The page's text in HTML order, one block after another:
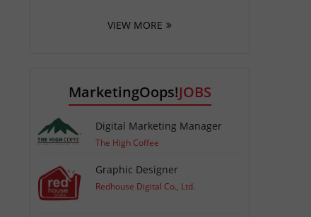
VIEW MORE
MarketingOops!JOBS
Digital Marketing Manager
The High Coffee
Graphic Designer
Redhouse Digital Co., Ltd.